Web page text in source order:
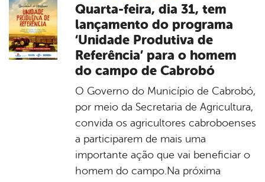
Quarta-feira, dia 31, tem
lançamento do programa
‘Unidade Produtiva de
Referência’ para o homem
do campo de Cabrobó
O Governo do Município de Cabrobó,
por meio da Secretaria de Agricultura,
convida os agricultores cabroboenses
a participarem de mais uma
importante ação que vai beneficiar o
homem do campo.Na próxima